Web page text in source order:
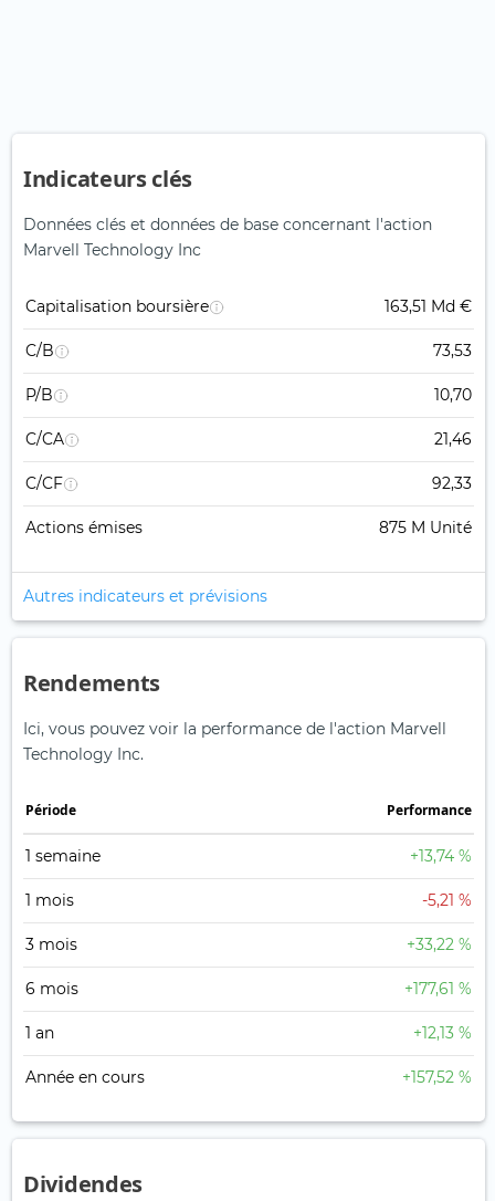
Indicateurs clés
Données clés et données de base concernant l'action
Marvell Technology Inc
Capitalisation boursière 163,51 Md €
C/B 73,53
P/B 10,70
C/CA 21,46
C/CF 92,33
Actions émises 875 M Unité
Autres indicateurs et prévisions
Rendements
Ici, vous pouvez voir la performance de l'action Marvell
Technology Inc.
Période Performance
1 semaine +13,74 %
1 mois -5,21 %
3 mois +33,22 %
6 mois +177,61 %
1 an +12,13 %
Année en cours +157,52 %
Dividendes